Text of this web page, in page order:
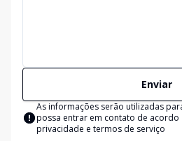
Enviar
As informações serão utilizadas
possa entrar em contato de acordo
privacidade e termos de serviço